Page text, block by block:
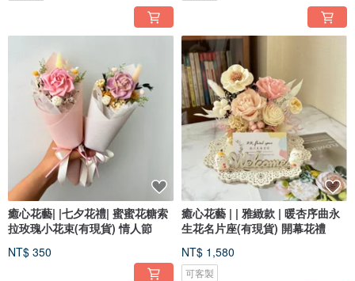
癒心花藝| |七夕花禮| 蜜蜜花糖索
拉玫瑰小花束(有現貨) 情人節
NT$ 350
癒心花藝 | | 雅緻款 | 暖杏序曲永
生花名片座(有現貨) 開幕花禮
NT$ 1,580
可客製